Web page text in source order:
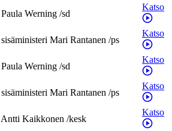
Paula Werning /sd
Katso
sisäministeri Mari Rantanen /ps
Katso
Paula Werning /sd
Katso
sisäministeri Mari Rantanen /ps
Katso
Antti Kaikkonen /kesk
Katso